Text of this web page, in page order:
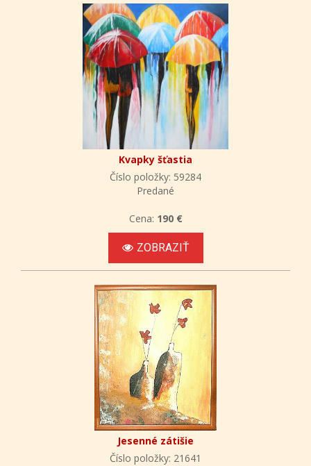
Kvapky šťastia
Číslo položky: 59284
Predané
Cena: 190 €
ZOBRAZIŤ
Jesenné zátišie
Číslo položky: 21641